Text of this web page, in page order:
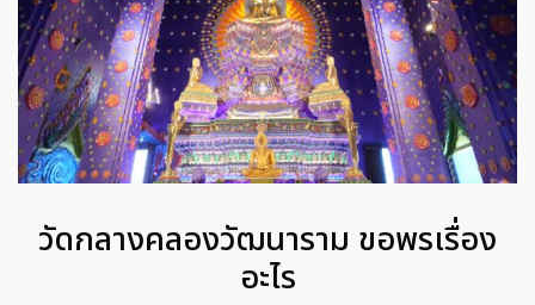
วัดกลางคลองวัฒนาราม ขอพรเรื่อง
อะไร